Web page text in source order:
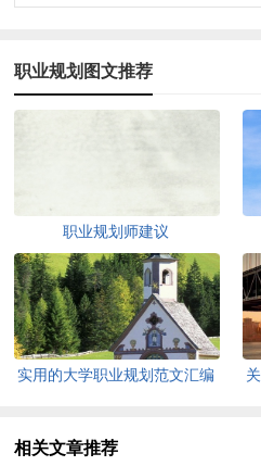
职业规划图文推荐
职业规划师建议
实用的大学职业规划范文汇编
相关文章推荐